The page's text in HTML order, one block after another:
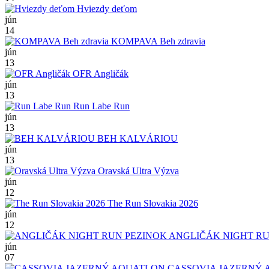
Hviezdy deťom
jún
14
KOMPAVA Beh zdravia
jún
13
OFR Angličák
jún
13
Run Labe Run
jún
13
BEH KALVÁRIOU
jún
13
Oravská Ultra Výzva
jún
12
The Run Slovakia 2026
jún
12
ANGLIČÁK NIGHT
jún
07